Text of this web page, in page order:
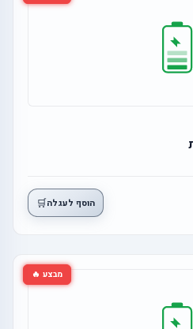
הוסף לעגלה🛒
מבצע 🔥